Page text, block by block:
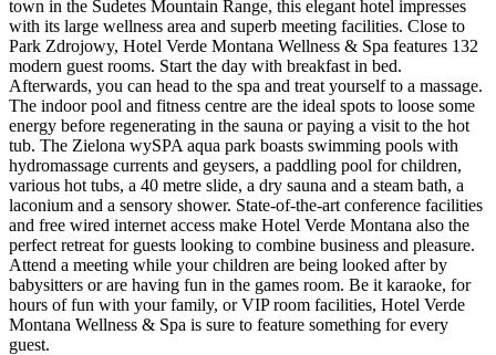
town in the Sudetes Mountain Range, this elegant hotel impresses
with its large wellness area and superb meeting facilities. Close to
Park Zdrojowy, Hotel Verde Montana Wellness & Spa features 132
modern guest rooms. Start the day with breakfast in bed.
Afterwards, you can head to the spa and treat yourself to a massage.
The indoor pool and fitness centre are the ideal spots to loose some
energy before regenerating in the sauna or paying a visit to the hot
tub. The Zielona wySPA aqua park boasts swimming pools with
hydromassage currents and geysers, a paddling pool for children,
various hot tubs, a 40 metre slide, a dry sauna and a steam bath, a
laconium and a sensory shower. State-of-the-art conference facilities
and free wired internet access make Hotel Verde Montana also the
perfect retreat for guests looking to combine business and pleasure.
Attend a meeting while your children are being looked after by
babysitters or are having fun in the games room. Be it karaoke, for
hours of fun with your family, or VIP room facilities, Hotel Verde
Montana Wellness & Spa is sure to feature something for every
guest.